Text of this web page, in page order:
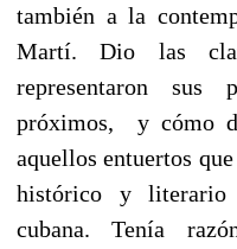
también a la
Martí. Dio las
representaron sus
próximos, y cómo
aquellos entuertos
histórico y literario
cubana. Tenía